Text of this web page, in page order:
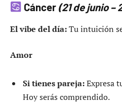
Cáncer (21 de junio –
El vibe del día:Tu intuición
Amor
Si tienes pareja:Expresa
Hoy serás comprendido.